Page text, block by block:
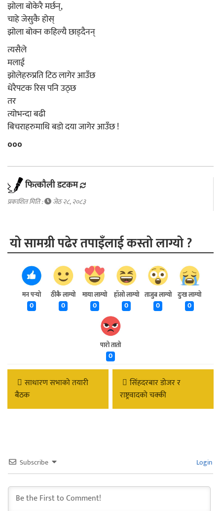
झोला बोकेरै मर्छन्,
चाहे जेसुकै होस्
झोला बोक्न कहिल्यै छाड्दैनन्
त्यसैले
मलाई
झोलेहरुप्रति टिठ लागेर आउँछ
धेरैपटक रिस पनि उठ्छ
तर
त्योभन्दा बढी
बिचराहरुमाथि बडो दया जागेर आउँछ !
०००
फित्काैली डटकम
प्रकाशित मिति : जेठ २८, २०८३
यो सामग्री पढेर तपाइँलाई कस्तो लाग्यो ?
मन पर्‍यो
0
ठीकै लाग्यो
0
माया लाग्यो
0
हाँसो लाग्यो
0
ताजुब लाग्यो
0
दुःख लाग्यो
0
पारो तातो
0
साधारण सभाको तयारी
बैठक
सिंहदरबार डोजर र
राष्ट्रवादको चक्की
Subscribe Login